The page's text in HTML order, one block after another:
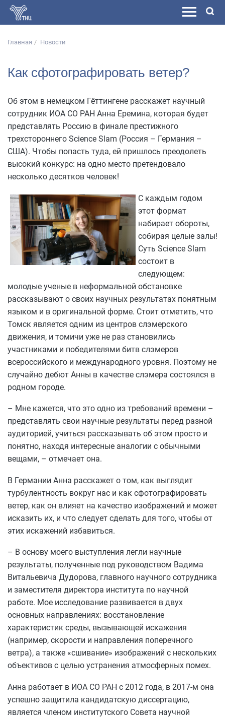
Главная Новости
Как сфотографировать ветер?
Об этом в немецком Гёттингене расскажет научный
сотрудник ИОА СО РАН Анна Еремина, которая будет
представлять Россию в финале престижного
трехстороннего Science Slam (Россия – Германия –
США). Чтобы попасть туда, ей пришлось преодолеть
высокий конкурс: на одно место претендовало
несколько десятков человек!
С каждым годом
этот формат
набирает обороты,
собирая целые залы!
Суть Science Slam
состоит в
следующем:
молодые ученые в неформальной обстановке
рассказывают о своих научных результатах понятным
языком и в оригинальной форме. Стоит отметить, что
Томск является одним из центров слэмерского
движения, и томичи уже не раз становились
участниками и победителями битв слэмеров
всероссийского и международного уровня. Поэтому не
случайно дебют Анны в качестве слэмера состоялся в
родном городе.
– Мне кажется, что это одно из требований времени –
представлять свои научные результаты перед разной
аудиторией, учиться рассказывать об этом просто и
понятно, находя интересные аналогии с обычными
вещами, – отмечает она.
В Германии Анна расскажет о том, как выглядит
турбулентность вокруг нас и как сфотографировать
ветер, как он влияет на качество изображений и может
исказить их, и что следует сделать для того, чтобы от
этих искажений избавиться.
– В основу моего выступления легли научные
результаты, полученные под руководством Вадима
Витальевича Дудорова, главного научного сотрудника
и заместителя директора института по научной
работе. Мое исследование развивается в двух
основных направлениях: восстановление
характеристик среды, вызывающей искажения
(например, скорости и направления поперечного
ветра), а также «сшивание» изображений с нескольких
объективов с целью устранения атмосферных помех.
Анна работает в ИОА СО РАН с 2012 года, в 2017-м она
успешно защитила кандидатскую диссертацию,
является членом институтского Совета научной